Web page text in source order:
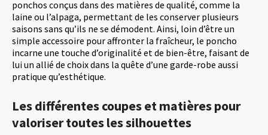
ponchos conçus dans des matières de qualité, comme la
laine ou l’alpaga, permettant de les conserver plusieurs
saisons sans qu’ils ne se démodent. Ainsi, loin d’être un
simple accessoire pour affronter la fraîcheur, le poncho
incarne une touche d’originalité et de bien-être, faisant de
lui un allié de choix dans la quête d’une garde-robe aussi
pratique qu’esthétique.
Les différentes coupes et matières pour
valoriser toutes les silhouettes